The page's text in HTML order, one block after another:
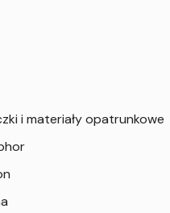
i materiały opatrunkowe